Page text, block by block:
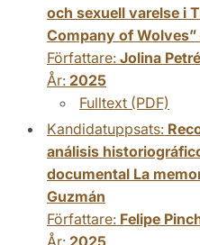
och sexuell varelse i
Company of
Författare: Jolina
År: 2025
Fulltext (PDF)
Kandidatuppsats:
análisis
documental La
Guzmán
Författare: Felipe
År: 2025